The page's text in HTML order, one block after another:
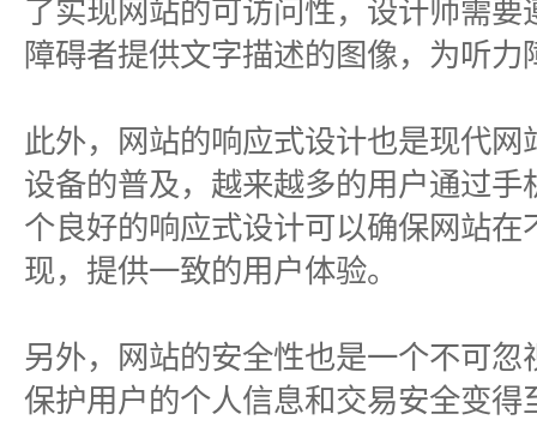
了实现网站的可访问性，设计师需
障碍者提供文字描述的图像，为听
此外，网站的响应式设计也是现代
设备的普及，越来越多的用户通过
个良好的响应式设计可以确保网站
现，提供一致的用户体验。
另外，网站的安全性也是一个不可
保护用户的个人信息和交易安全变